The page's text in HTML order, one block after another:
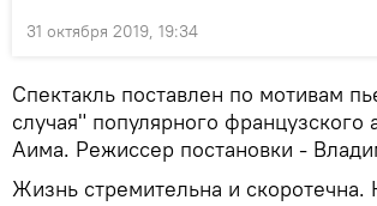
31 октября 2019, 19:34
Спектакль поставлен по мотивам
случая" популярного французского
Аима. Режиссер постановки -
Жизнь стремительна и скоротечна.